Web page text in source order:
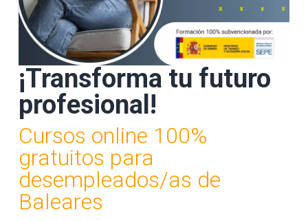
¡Transforma tu futuro
profesional!
Cursos online 100%
gratuitos para
desempleados/as de
Baleares